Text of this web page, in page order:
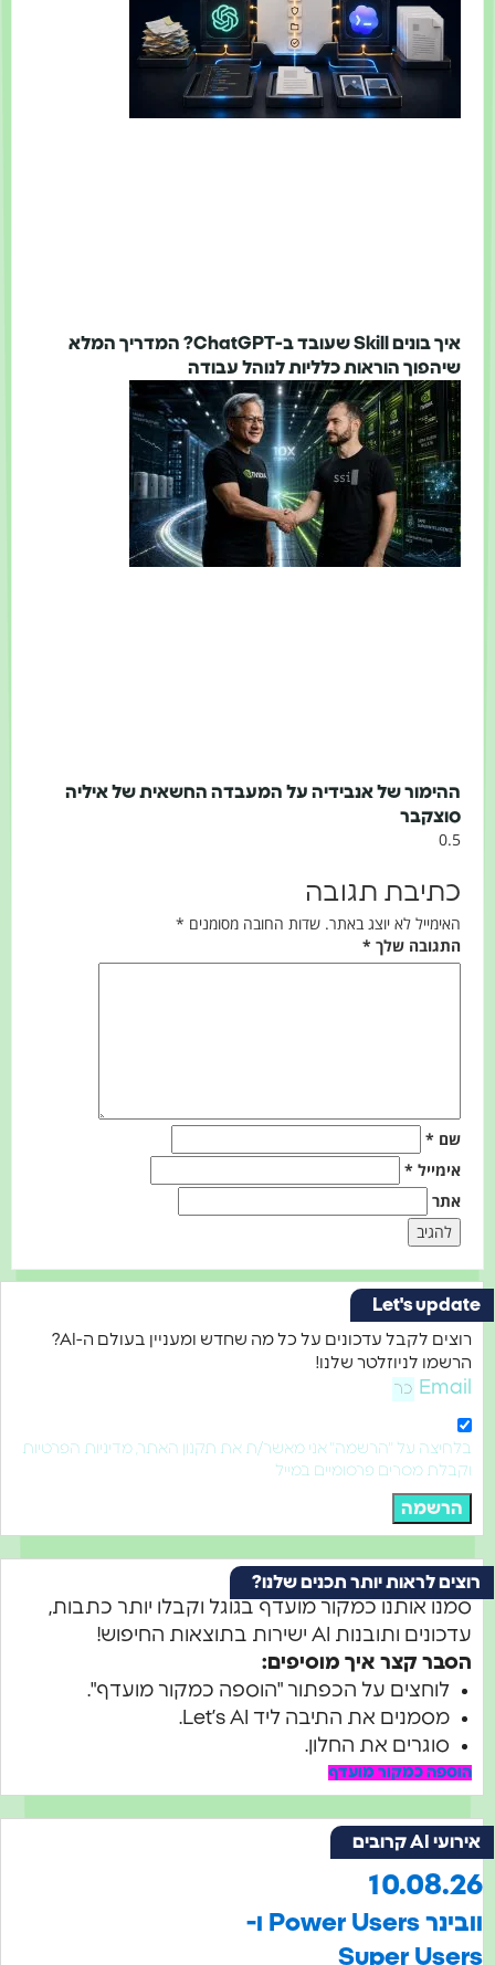
איך בונים Skill שעובד ב-ChatGPT? המדריך המלא
שיהפוך הוראות כלליות לנוהל עבודה
ההימור של אנבידיה על המעבדה החשאית של איליה
סוצקבר
כתיבת תגובה
האימייל לא יוצג באתר. שדות החובה מסומנים *
התגובה שלך *
שם *
אימייל *
אתר
Let's update
רוצים לקבל עדכונים על כל מה שחדש ומעניין בעולם ה-AI?
הרשמו לניוזלטר שלנו!
Email
בלחיצה על "הרשמה" אני מאשר/ת את תקנון האתר, מדיניות הפרטיות
וקבלת מסרים פרסומיים במייל
הרשמה
רוצים לראות יותר תכנים שלנו?
סמנו אותנו כמקור מועדף בגוגל וקבלו יותר כתבות,
עדכונים ותובנות AI ישירות בתוצאות החיפוש!
הסבר קצר איך מוסיפים:
לוחצים על הכפתור "הוספה כמקור מועדף".
מסמנים את התיבה ליד Let’s AI.
סוגרים את החלון.
הוספה כמקור מועדף
אירועי AI קרובים
10.08.26
וובינר Power Users ו-
Super Users